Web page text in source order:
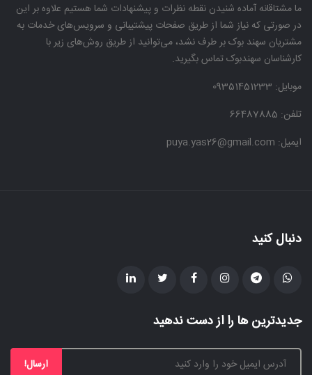
ما مشتاقانه آماده شنیدن نقطه نظرات و پیشنهادات شما هستیم علاوه بر این
در صورتی که نیاز شما از طریق صفحات پیشتیبانی و سرویس‌های خدمات به
مشتریان سهند بوک بر طرف نشد، می‌توانید از طریق روش‌های زیر با
کارشناسان سهندبوک تماس بگیرید.
موبایل:
تلفن: 66487885
ایمیل: puya.yas26@gmail.com
دنبال کنید
جدیدترین ها را از دست ندهید
ارسال!